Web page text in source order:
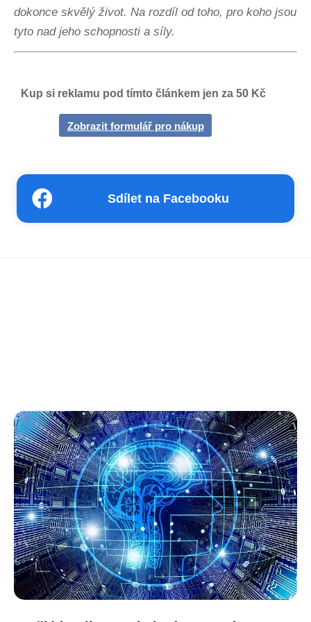
dokonce skvělý život. Na rozdíl od toho, pro koho jsou
tyto nad jeho schopnosti a síly.
Kup si reklamu pod tímto článkem jen za 50 Kč
Zobrazit formulář pro nákup
Sdílet na Facebooku